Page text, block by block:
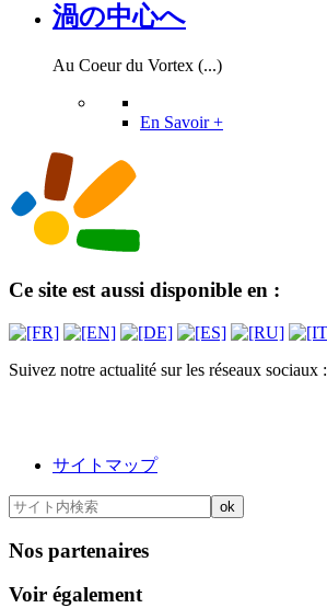
渦の中心へ
Au Coeur du Vortex (...)
En Savoir +
Ce site est aussi disponible en :
Suivez notre actualité sur les réseaux sociaux :
サイトマップ
Nos partenaires
Voir également